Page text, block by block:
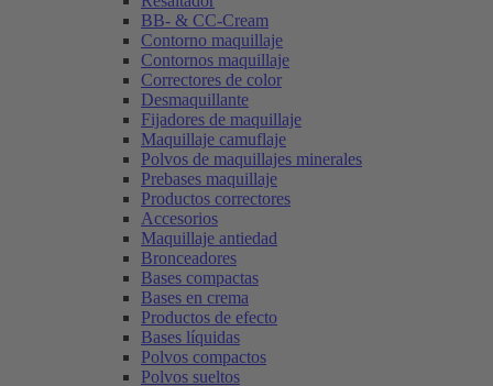
BB- & CC-Cream
Contorno maquillaje
Contornos maquillaje
Correctores de color
Desmaquillante
Fijadores de maquillaje
Maquillaje camuflaje
Polvos de maquillajes minerales
Prebases maquillaje
Productos correctores
Accesorios
Maquillaje antiedad
Bronceadores
Bases compactas
Bases en crema
Productos de efecto
Bases líquidas
Polvos compactos
Polvos sueltos